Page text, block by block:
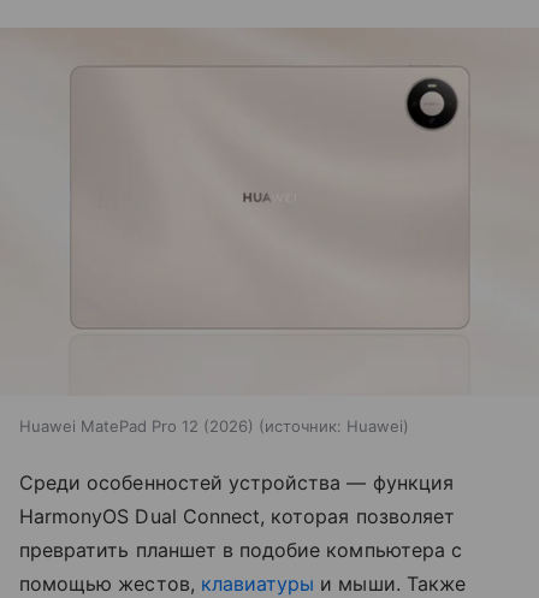
Huawei MatePad Pro 12 (2026) источник: Huawei
Среди особенностей устройства — функция
HarmonyOS Dual Connect, которая позволяет
превратить планшет в подобие компьютера с
помощью жестов, клавиатуры и мыши. Также